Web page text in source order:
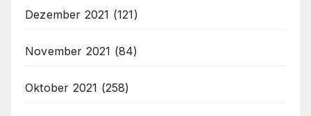
Dezember 2021 (121)
November 2021 (84)
Oktober 2021 (258)